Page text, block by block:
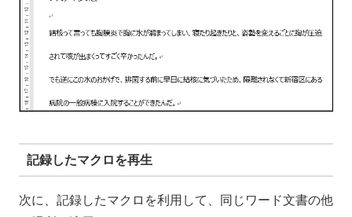
記録したマクロを再生
次に、記録したマクロを利用して、同じワード文書の他